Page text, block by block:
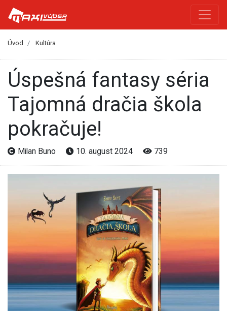
Úvod Kultúra
Úspešná fantasy séria
Tajomná dračia škola
pokračuje!
Milan Buno 10. august 2024 739